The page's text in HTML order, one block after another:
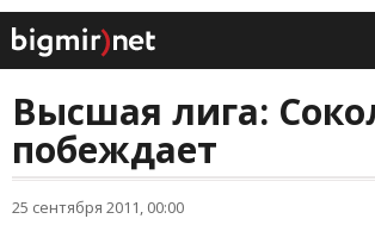
Высшая лига:
побеждает
25 сентября 2011, 00:00